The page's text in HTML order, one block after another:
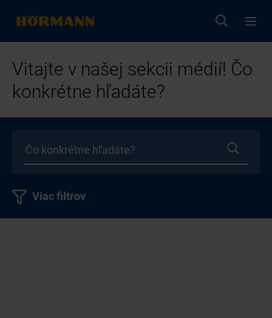
Vitajte v našej sekcii médií! Čo
konkrétne hľadáte?
Viac filtrov